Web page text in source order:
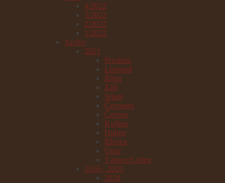
4/2022
3/2022
2/2022
1/2022
Archiv
2021
Prosinec
Listopad
Říjen
Září
Srpen
Červenec
Červen
Květen
Duben
Březen
Únor
Vánoce/Leden
2016 - 2020
2020